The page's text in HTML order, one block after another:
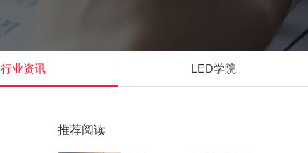
行业资讯 LED学院
推荐阅读